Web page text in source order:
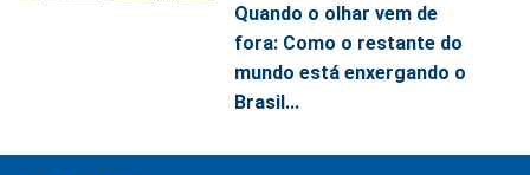
Quando o olhar vem de
fora: Como o restante do
mundo está enxergando o
Brasil...